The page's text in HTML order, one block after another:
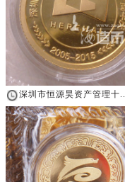
深圳市恒源昊资产管理十...